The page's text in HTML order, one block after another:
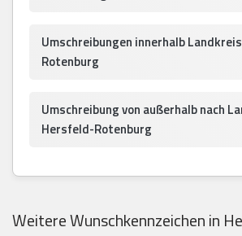
Umschreibungen innerhalb
Rotenburg
Umschreibung von außerhalb nach
Hersfeld-Rotenburg
Weitere Wunschkennzeichen in